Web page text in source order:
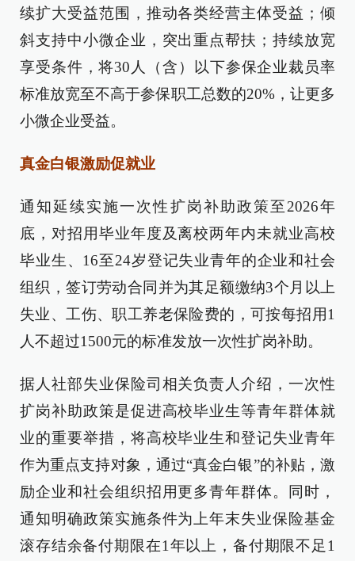
续扩大受益范围，推动各类经营主体受益；倾
斜支持中小微企业，突出重点帮扶；持续放宽
享受条件，将30人（含）以下参保企业裁员率
标准放宽至不高于参保职工总数的20%，让更多
小微企业受益。
真金白银激励促就业
通知延续实施一次性扩岗补助政策至2026年
底，对招用毕业年度及离校两年内未就业高校
毕业生、16至24岁登记失业青年的企业和社会
组织，签订劳动合同并为其足额缴纳3个月以上
失业、工伤、职工养老保险费的，可按每招用1
人不超过1500元的标准发放一次性扩岗补助。
据人社部失业保险司相关负责人介绍，一次性
扩岗补助政策是促进高校毕业生等青年群体就
业的重要举措，将高校毕业生和登记失业青年
作为重点支持对象，通过“真金白银”的补贴，激
励企业和社会组织招用更多青年群体。同时，
通知明确政策实施条件为上年末失业保险基金
滚存结余备付期限在1年以上，备付期限不足1